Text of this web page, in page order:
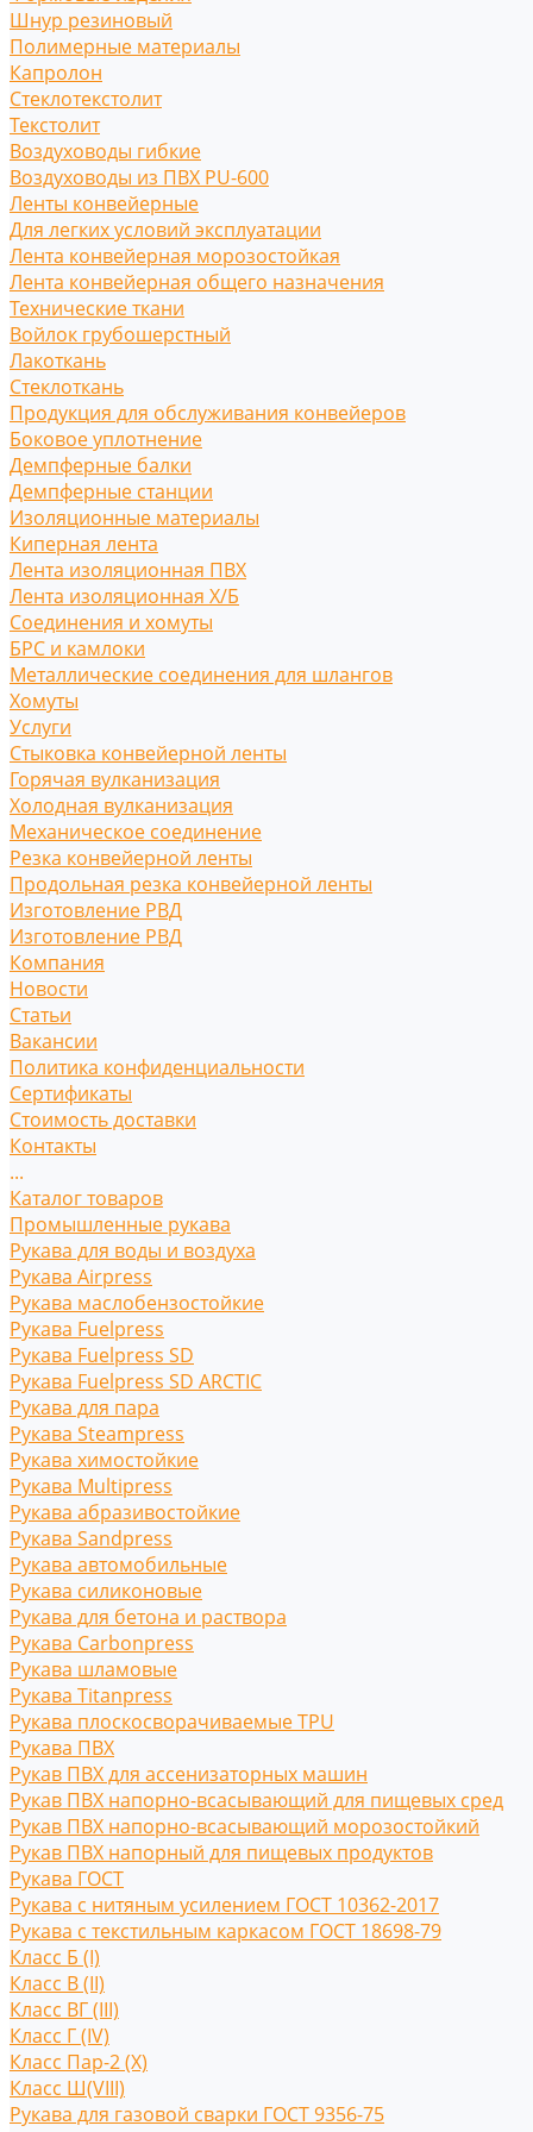
Шнур резиновый
Полимерные материалы
Капролон
Стеклотекстолит
Текстолит
Воздуховоды гибкие
Воздуховоды из ПВХ PU-600
Ленты конвейерные
Для легких условий эксплуатации
Лента конвейерная морозостойкая
Лента конвейерная общего назначения
Технические ткани
Войлок грубошерстный
Лакоткань
Стеклоткань
Продукция для обслуживания конвейеров
Боковое уплотнение
Демпферные балки
Демпферные станции
Изоляционные материалы
Киперная лента
Лента изоляционная ПВХ
Лента изоляционная Х/Б
Соединения и хомуты
БРС и камлоки
Металлические соединения для шлангов
Хомуты
Услуги
Стыковка конвейерной ленты
Горячая вулканизация
Холодная вулканизация
Механическое соединение
Резка конвейерной ленты
Продольная резка конвейерной ленты
Изготовление РВД
Изготовление РВД
Компания
Новости
Статьи
Вакансии
Политика конфиденциальности
Сертификаты
Стоимость доставки
Контакты
...
Каталог товаров
Промышленные рукава
Рукава для воды и воздуха
Рукава Airpress
Рукава маслобензостойкие
Рукава Fuelpress
Рукава Fuelpress SD
Рукава Fuelpress SD ARCTIC
Рукава для пара
Рукава Steampress
Рукава химостойкие
Рукава Multipress
Рукава абразивостойкие
Рукава Sandpress
Рукава автомобильные
Рукава силиконовые
Рукава для бетона и раствора
Рукава Carbonpress
Рукава шламовые
Рукава Titanpress
Рукава плоскосворачиваемые TPU
Рукава ПВХ
Рукав ПВХ для ассенизаторных машин
Рукав ПВХ напорно-всасывающий для пищевых сред
Рукав ПВХ напорно-всасывающий морозостойкий
Рукав ПВХ напорный для пищевых продуктов
Рукава ГОСТ
Рукава с нитяным усилением ГОСТ 10362-2017
Рукава с текстильным каркасом ГОСТ 18698-79
Класс Б (I)
Класс В (II)
Класс ВГ (III)
Класс Г (IV)
Класс Пар-2 (X)
Класс Ш(VIII)
Рукава для газовой сварки ГОСТ 9356-75